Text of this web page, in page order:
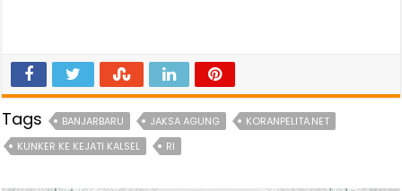
Tags BANJARBARU JAKSA AGUNG
KORANPELITA.NET
KUNKER KE KEJATI KALSEL
RI